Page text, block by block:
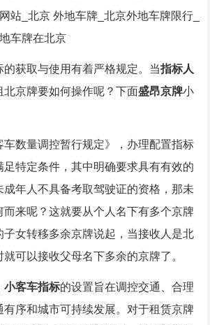
站_北京 外地车牌_北京外地车牌限行_
车牌在北京
获取与使用有着严格规定。当指标人
北京牌要如何操作呢？下面盛昂京牌小
数量调控暂行规定》，办理配置指标
足特定条件，其中明确要求具有有效的
年人不具备考取驾驶证的资格，那未
而来呢？这就要从个人名下有多个京牌
子女转移多余京牌说起，当接收人是北
可以接收父母名下多余的京牌了。
小客车指标的设置旨在调控交通、合理
序和城市可持续发展。对于租赁京牌